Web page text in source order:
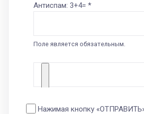
Антиспам: 3+4= *
Поле является обязательным.
Нажимая кнопку